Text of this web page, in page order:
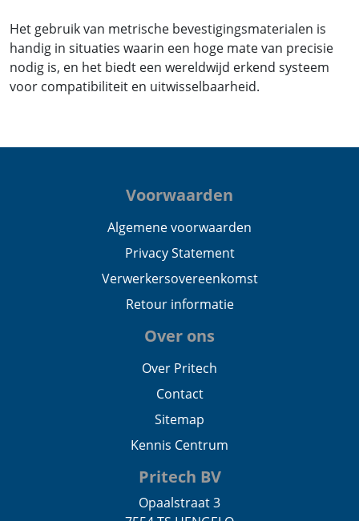
Het gebruik van metrische bevestigingsmaterialen is
handig in situaties waarin een hoge mate van precisie
nodig is, en het biedt een wereldwijd erkend systeem
voor compatibiliteit en uitwisselbaarheid.
Voorwaarden
Algemene voorwaarden
Privacy Statement
Verwerkersovereenkomst
Retour informatie
Over ons
Over Pritech
Contact
Sitemap
Kennis Centrum
Pritech BV
Opaalstraat 3